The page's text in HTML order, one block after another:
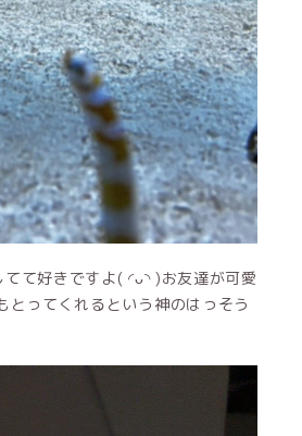
て好きですよ( ◜ᴗ◝ )お友達が可愛
とってくれるという神のはっそう